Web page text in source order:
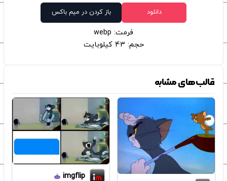
دانلود باز کردن در میم باکس
فرمت: webp
حجم: 43 کیلوبایت
قالب‌های مشابه
imgflip